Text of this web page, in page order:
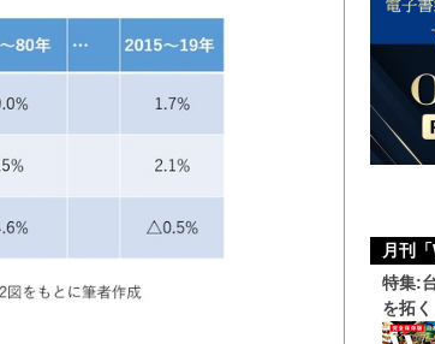
月刊
特集:
を拓く